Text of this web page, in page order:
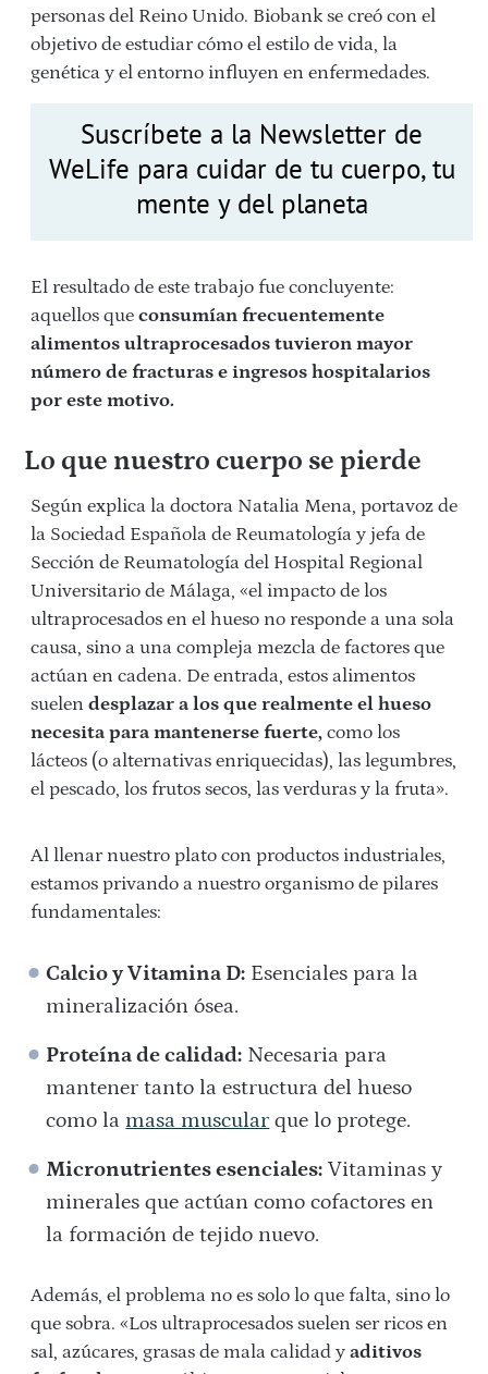
personas del Reino Unido. Biobank se creó con el
objetivo de estudiar cómo el estilo de vida, la
genética y el entorno influyen en enfermedades.
Suscríbete a la Newsletter de
WeLife para cuidar de tu cuerpo, tu
mente y del planeta
El resultado de este trabajo fue concluyente:
aquellos que consumían frecuentemente
alimentos ultraprocesados tuvieron mayor
número de fracturas e ingresos hospitalarios
por este motivo.
Lo que nuestro cuerpo se pierde
Según explica la doctora Natalia Mena, portavoz de
la Sociedad Española de Reumatología y jefa de
Sección de Reumatología del Hospital Regional
Universitario de Málaga, «el impacto de los
ultraprocesados en el hueso no responde a una sola
causa, sino a una compleja mezcla de factores que
actúan en cadena. De entrada, estos alimentos
suelen desplazar a los que realmente el hueso
necesita para mantenerse fuerte, como los
lácteos (o alternativas enriquecidas), las legumbres,
el pescado, los frutos secos, las verduras y la fruta».
Al llenar nuestro plato con productos industriales,
estamos privando a nuestro organismo de pilares
fundamentales:
Calcio y Vitamina D: Esenciales para la
mineralización ósea.
Proteína de calidad: Necesaria para
mantener tanto la estructura del hueso
como la masa muscular que lo protege.
Micronutrientes esenciales: Vitaminas y
minerales que actúan como cofactores en
la formación de tejido nuevo.
Además, el problema no es solo lo que falta, sino lo
que sobra. «Los ultraprocesados suelen ser ricos en
sal, azúcares, grasas de mala calidad y aditivos